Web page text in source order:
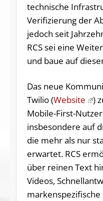
technische
Verifizierung der
jedoch seit
RCS sei eine
und baue auf
Das neue
Twilio (Website
)
Mobile-First-
insbesondere auf
die mehr als nur
erwartet. RCS
über reinen Text
Videos,